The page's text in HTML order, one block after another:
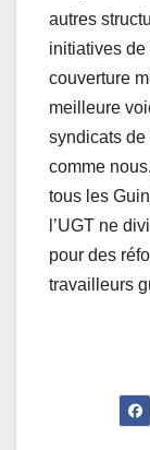
autres
initiatives de
couverture
meilleure
syndicats de
comme
tous les
l’UGT ne
pour des
travailleurs